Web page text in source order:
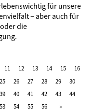
für unsere
– aber auch für
die
11 12 13 14 15
16
25 26 27 28 29
30
39 40 41 42 43
44
53 54 55 56